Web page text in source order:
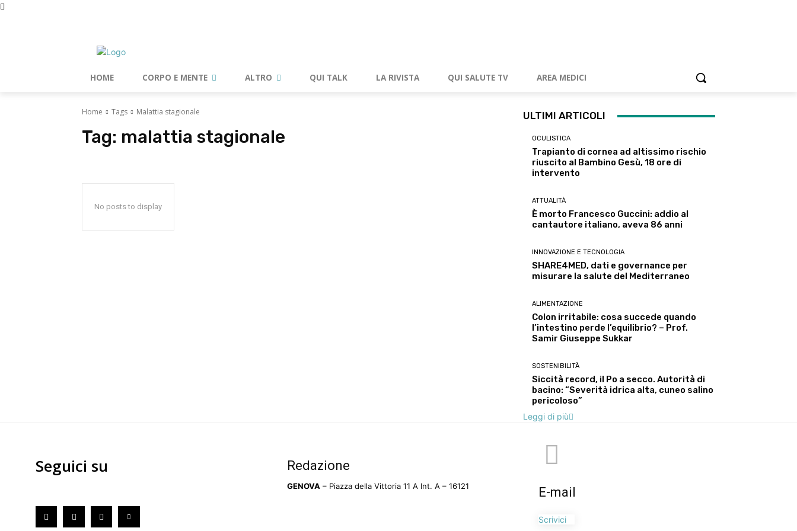
HOME CORPO E MENTE ALTRO QUI TALK LA RIVISTA QUI SALUTE TV AREA MEDICI
Home Tags Malattia stagionale
Tag: malattia stagionale
No posts to display
ULTIMI ARTICOLI
OCULISTICA
Trapianto di cornea ad altissimo rischio
riuscito al Bambino Gesù, 18 ore di
intervento
ATTUALITÀ
È morto Francesco Guccini: addio al
cantautore italiano, aveva 86 anni
INNOVAZIONE E TECNOLOGIA
SHARE4MED, dati e governance per
misurare la salute del Mediterraneo
ALIMENTAZIONE
Colon irritabile: cosa succede quando
l’intestino perde l’equilibrio? – Prof.
Samir Giuseppe Sukkar
SOSTENIBILITÀ
Siccità record, il Po a secco. Autorità di
bacino: “Severità idrica alta, cuneo salino
pericoloso”
Leggi di più
Seguici su Redazione
GENOVA – Piazza della Vittoria 11 A Int. A – 16121 E-mail
Scrivici